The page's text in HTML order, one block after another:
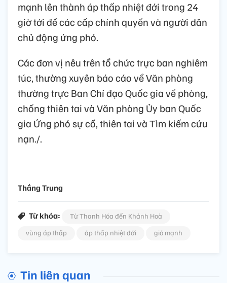
mạnh lên thành áp thấp nhiệt đới trong 24
giờ tới để các cấp chính quyền và người dân
chủ động ứng phó.
Các đơn vị nêu trên tổ chức trực ban nghiêm
túc, thường xuyên báo cáo về Văn phòng
thường trực Ban Chỉ đạo Quốc gia về phòng,
chống thiên tai và Văn phòng Ủy ban Quốc
gia Ứng phó sự cố, thiên tai và Tìm kiếm cứu
nạn./.
Thắng Trung
Từ khóa:
Từ Thanh Hóa đến Khánh Hoà
vùng áp thấp
áp thấp nhiệt đới gió mạnh
Tin liên quan